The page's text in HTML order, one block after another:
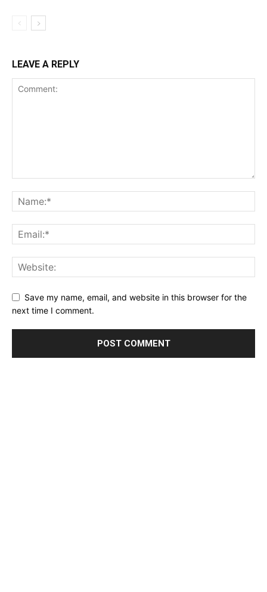
LEAVE A REPLY
Save my name, email, and website in this browser for the
next time I comment.